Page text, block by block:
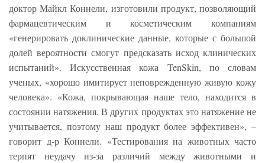
доктор Майкл Коннели, изготовили продукт, позволяющий
фармацевтическим и косметическим компаниям
«генерировать доклинические данные, которые с большой
долей вероятности смогут предсказать исход клинических
испытаний». Искусственная кожа TenSkin, по словам
ученых, «хорошо имитирует неповрежденную живую кожу
человека». «Кожа, покрывающая наше тело, находится в
состоянии натяжения. В других продуктах это натяжение не
учитывается, поэтому наш продукт более эффективен», –
говорит д-р Коннели. «Тестирования на животных часто
терпят неудачу из-за различий между животными и